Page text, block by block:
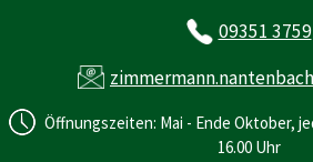
09351 3759
Öffnungszeiten: Mai - Ende Oktober,
16.00 Uhr